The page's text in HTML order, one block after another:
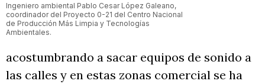
Ingeniero ambiental Pablo Cesar López Galeano,
coordinador del Proyecto 0-21 del Centro Nacional
de Producción Más Limpia y Tecnologías
Ambientales.
acostumbrando a sacar equipos de sonido a
las calles y en estas zonas comercial se ha